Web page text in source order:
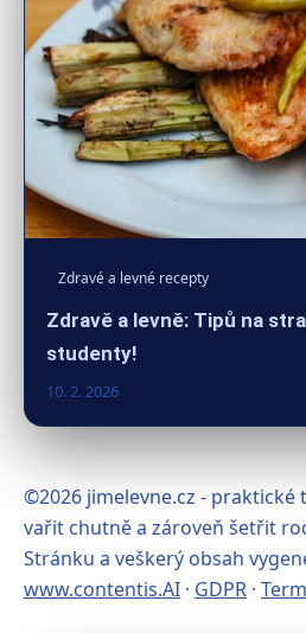
Zdravé a levné recepty
Zdravě a levně: Tipů na
studenty!
10. 2. 2026
©2026 jimelevne.cz - praktické
vařit chutně a zároveň šetřit
Stránku a veškerý obsah
www.contentis.AI · GDPR ·